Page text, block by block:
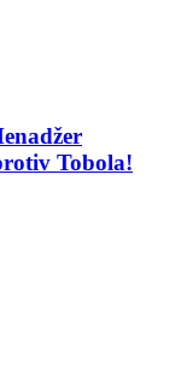
Tobola!